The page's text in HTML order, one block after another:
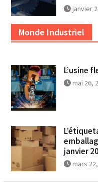
janvier
Monde Industriel
L’usine
mai 26,
janvier
mars